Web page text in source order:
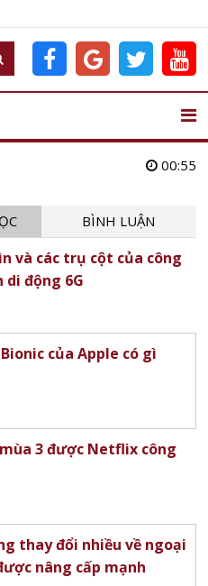
00:55
BÌNH LUẬN
và các trụ cột của công
động 6G
của Apple có gì
3 được Netflix công
thay đổi nhiều về ngoại
nâng cấp mạnh